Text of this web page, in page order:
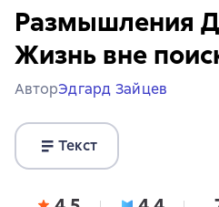
Размышления
Жизнь вне
АвторЭдгард Зайцев
Текст